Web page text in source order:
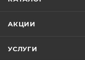
АКЦИИ
УСЛУГИ